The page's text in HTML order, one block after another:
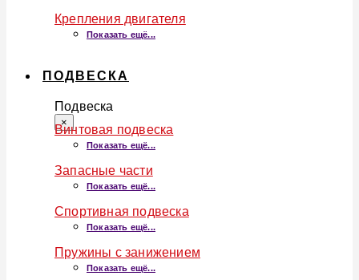
Крепления двигателя
Показать ещё...
ПОДВЕСКА
Подвеска
×
Винтовая подвеска
Показать ещё...
Запасные части
Показать ещё...
Спортивная подвеска
Показать ещё...
Пружины с занижением
Показать ещё...